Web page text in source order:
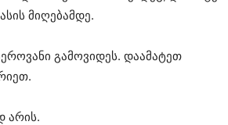
მიღებამდე.
გამოვიდეს. დაამატეთ
არის.